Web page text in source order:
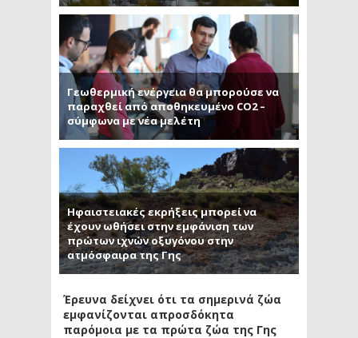
Γεωθερμική ενέργεια θα μπορούσε να
παραχθεί από αποθηκευμένο CO2 –
σύμφωνα με νέα μελέτη
Ηφαιστειακές εκρήξεις μπορεί να
έχουν ωθήσει στην εμφάνιση των
πρώτων ιχνών οξυγόνου στην
ατμόσφαιρα της Γης
Έρευνα δείχνει ότι τα σημερινά ζώα
εμφανίζονται απροσδόκητα
παρόμοια με τα πρώτα ζώα της Γης